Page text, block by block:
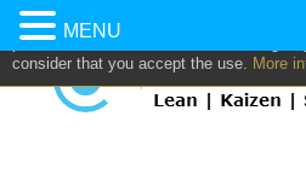
This website uses own and/or third
personalize content and/or advertising. If
consider that you accept the use. More
MENU